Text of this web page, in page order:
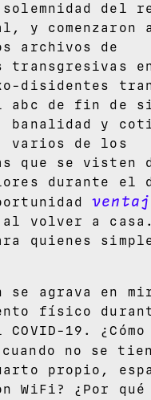
del
y comenzaron a
archivos de
transgresivas
disidentes
abc de fin de
banalidad y
varios de los
que se visten
durante el
volver a
quienes
se agrava en
físico
COVID-19.
cuando no se
propio,
WiFi? ¿Por qué